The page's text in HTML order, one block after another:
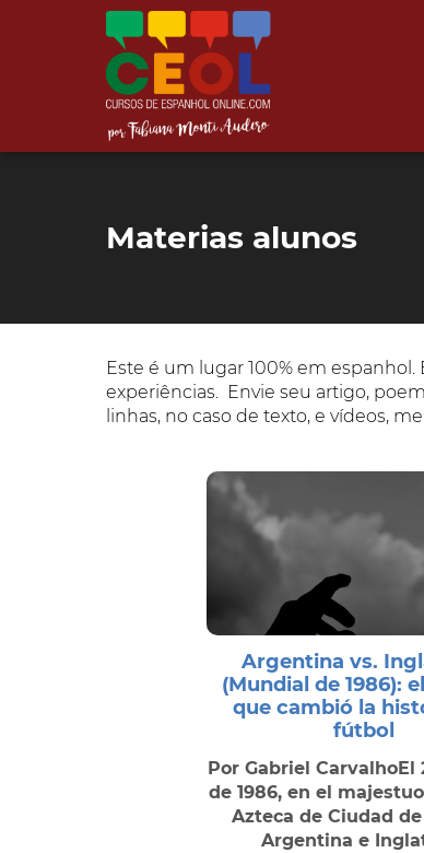
Materias alunos
Este é um lugar 100% em
experiências. Envie seu artigo,
linhas, no caso de texto, e vídeos,
Argentina vs.
(Mundial de 1986):
que cambió la
fútbol
Por Gabriel CarvalhoEl
de 1986, en el
Azteca de Ciudad
Argentina e